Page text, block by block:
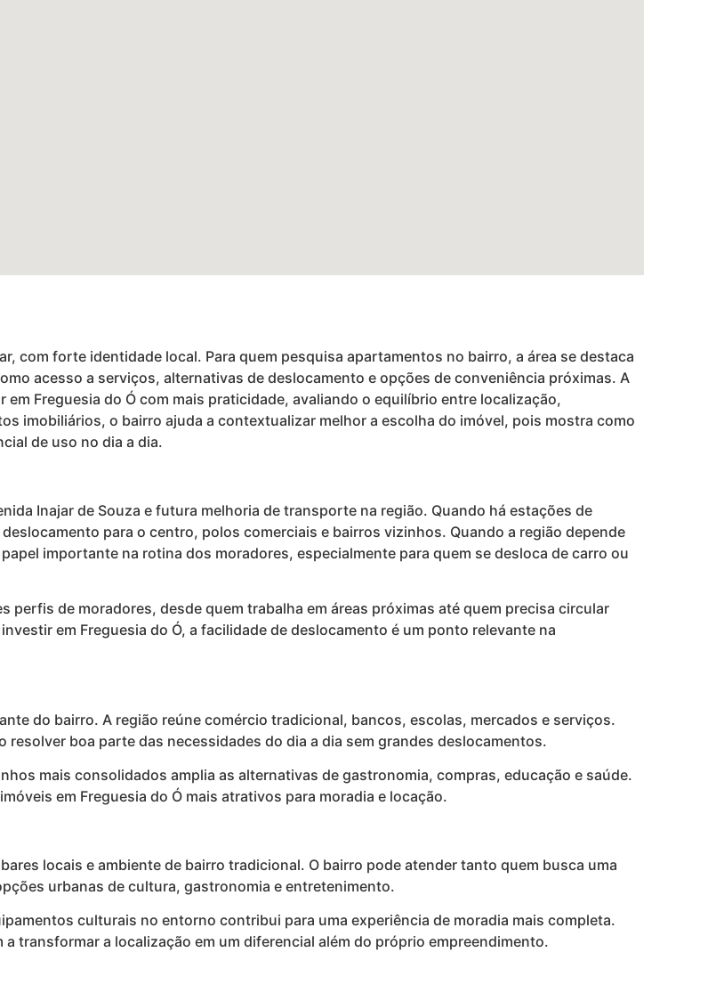
com forte identidade local. Para quem pesquisa apartamentos no bairro, a área se destaca
acesso a serviços, alternativas de deslocamento e opções de conveniência próximas. A
Freguesia do Ó com mais praticidade, avaliando o equilíbrio entre localização,
imobiliários, o bairro ajuda a contextualizar melhor a escolha do imóvel, pois mostra como
de uso no dia a dia.
Inajar de Souza e futura melhoria de transporte na região. Quando há estações de
para o centro, polos comerciais e bairros vizinhos. Quando a região depende
importante na rotina dos moradores, especialmente para quem se desloca de carro ou
de moradores, desde quem trabalha em áreas próximas até quem precisa circular
em Freguesia do Ó, a facilidade de deslocamento é um ponto relevante na
do bairro. A região reúne comércio tradicional, bancos, escolas, mercados e serviços.
boa parte das necessidades do dia a dia sem grandes deslocamentos.
mais consolidados amplia as alternativas de gastronomia, compras, educação e saúde.
em Freguesia do Ó mais atrativos para moradia e locação.
locais e ambiente de bairro tradicional. O bairro pode atender tanto quem busca uma
urbanas de cultura, gastronomia e entretenimento.
culturais no entorno contribui para uma experiência de moradia mais completa.
transformar a localização em um diferencial além do próprio empreendimento.